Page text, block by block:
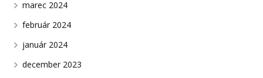
marec 2024
február 2024
január 2024
december 2023